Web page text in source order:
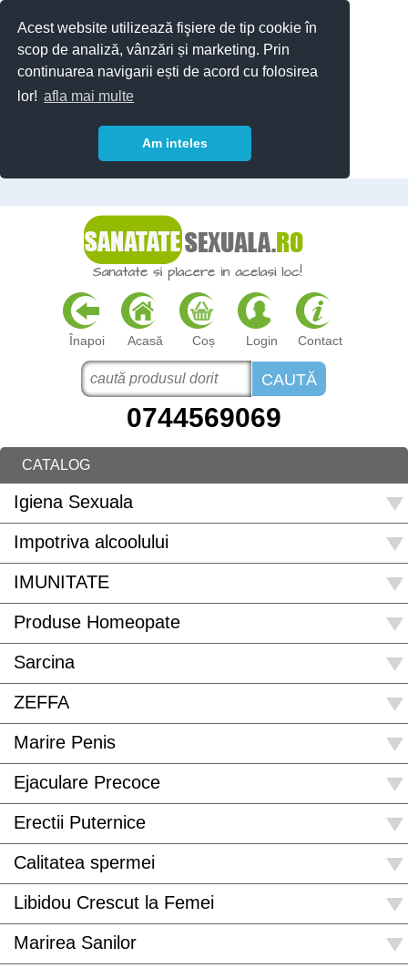
Acest website utilizează fişiere de tip cookie în
scop de analiză, vânzări și marketing. Prin
continuarea navigarii ești de acord cu folosirea
lor! afla mai multe
Am inteles
Înapoi Acasă Coș Login Contact
0744569069
CATALOG
Igiena Sexuala
Impotriva alcoolului
IMUNITATE
Produse Homeopate
Sarcina
ZEFFA
Marire Penis
Ejaculare Precoce
Erectii Puternice
Calitatea spermei
Libidou Crescut la Femei
Marirea Sanilor